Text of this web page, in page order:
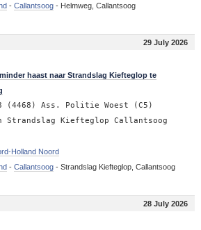
- Callantsoog- Helmweg, Callantsoog
29 July 2026
haast naar Strandslag Kiefteglop te
(4468) Ass. Politie Woest (C5)
Strandslag Kiefteglop Callantsoog
Holland Noord
- Callantsoog- Strandslag Kiefteglop, Callantsoog
28 July 2026